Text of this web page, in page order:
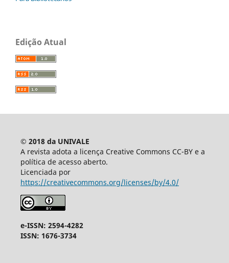
Edição Atual
© 2018 da UNIVALE
A revista adota a licença Creative Commons CC-BY e a
política de acesso aberto.
Licenciada por
https://creativecommons.org/licenses/by/4.0/
e-ISSN: 2594-4282
ISSN: 1676-3734